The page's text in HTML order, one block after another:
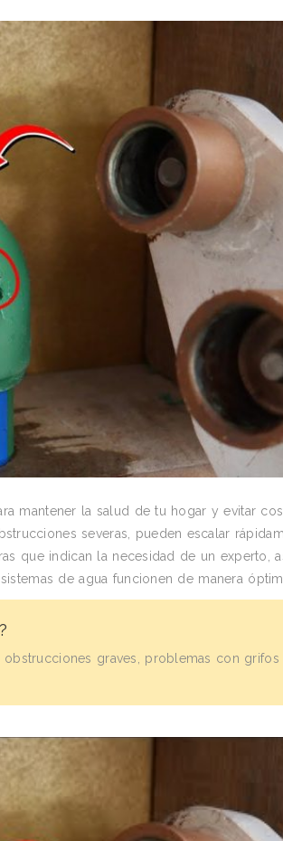
mantener la salud de tu hogar y evitar
severas, pueden escalar
que indican la necesidad de un experto,
de agua funcionen de manera
graves, problemas con